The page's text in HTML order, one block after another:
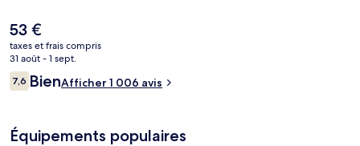
autres voyageurs ne tarissent pas d'éloges en ce qui concerne le
personnel attentionné et la proximité avec l'aéroport.
Le
prix
actuel
est
de
53 €
taxes et frais compris
31 août - 1 sept.
Avis
voyageurs
7,67,6 sur 10
BienAfficher 1 006 avis
Équipements populaires